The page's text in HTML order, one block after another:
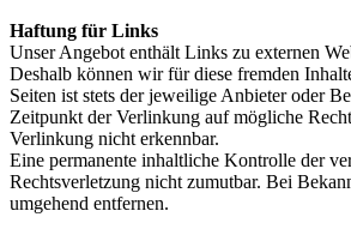
Haftung für Links
Unser Angebot enthält Links zu externen
Deshalb können wir für diese fremden
Seiten ist stets der jeweilige Anbieter oder
Zeitpunkt der Verlinkung auf mögliche
Verlinkung nicht erkennbar.
Eine permanente inhaltliche Kontrolle der
Rechtsverletzung nicht zumutbar. Bei
umgehend entfernen.